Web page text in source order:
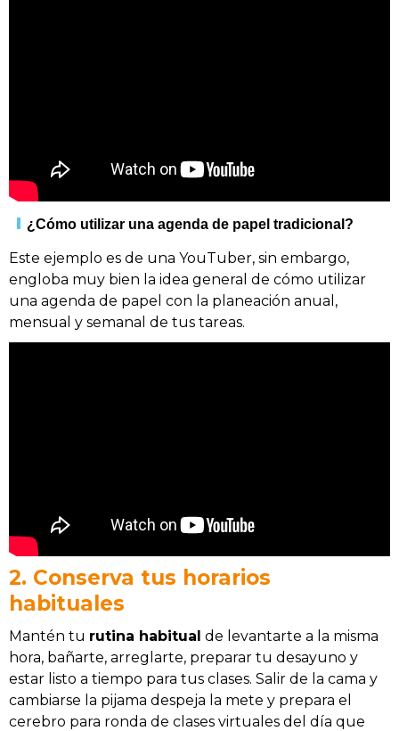
¿Cómo utilizar una agenda de papel tradicional?
Este ejemplo es de una YouTuber, sin embargo,
engloba muy bien la idea general de cómo utilizar
una agenda de papel con la planeación anual,
mensual y semanal de tus tareas.
2. Conserva tus horarios
habituales
Mantén tu rutina habitual de levantarte a la misma
hora, bañarte, arreglarte, preparar tu desayuno y
estar listo a tiempo para tus clases. Salir de la cama y
cambiarse la pijama despeja la mete y prepara el
cerebro para ronda de clases virtuales del día que